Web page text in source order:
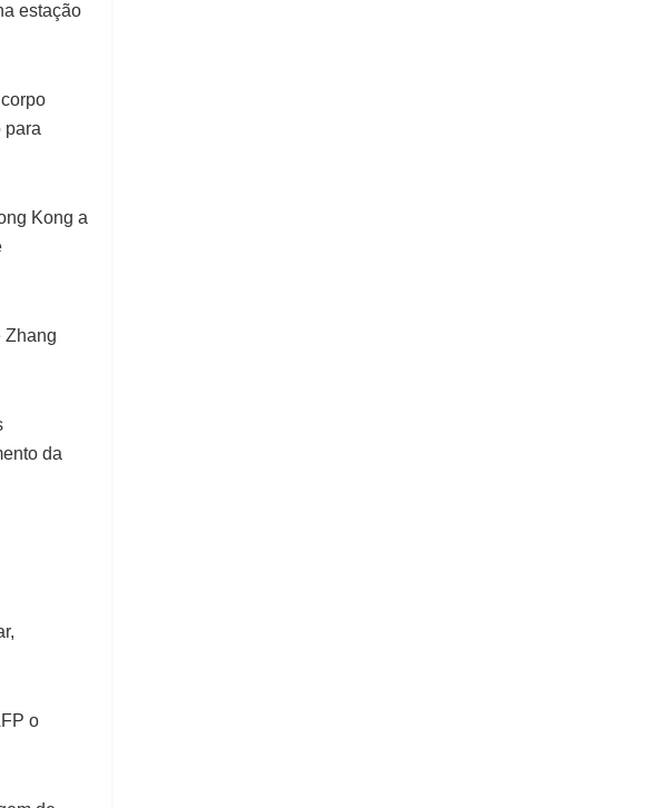
estação
para
Kong a
Zhang
da
o